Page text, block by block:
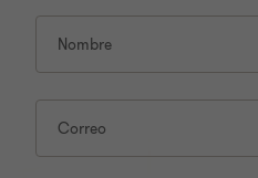
Nombre
Correo